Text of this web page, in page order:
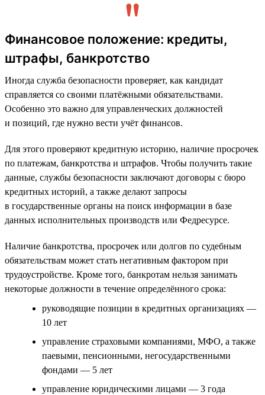
Финансовое положение: кредиты,
штрафы, банкротство
Иногда служба безопасности проверяет, как кандидат
справляется со своими платёжными обязательствами.
Особенно это важно для управленческих должностей
и позиций, где нужно вести учёт финансов.
Для этого проверяют кредитную историю, наличие просрочек
по платежам, банкротства и штрафов. Чтобы получить такие
данные, службы безопасности заключают договоры с бюро
кредитных историй, а также делают запросы
в государственные органы на поиск информации в базе
данных исполнительных производств или Федресурсе.
Наличие банкротства, просрочек или долгов по судебным
обязательствам может стать негативным фактором при
трудоустройстве. Кроме того, банкротам нельзя занимать
некоторые должности в течение определённого срока:
руководящие позиции в кредитных организациях —
10 лет
управление страховыми компаниями, МФО, а также
паевыми, пенсионными, негосударственными
фондами — 5 лет
управление юридическими лицами — 3 года